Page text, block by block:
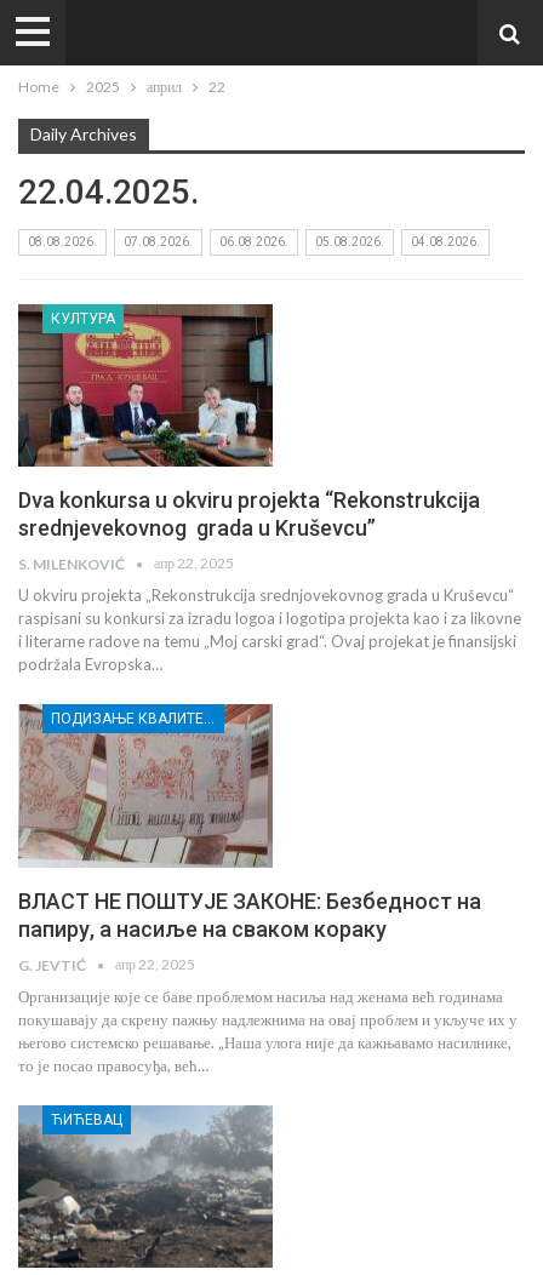
Home 2025 април 22
Daily Archives
22.04.2025.
08.08.2026. 07.08.2026. 06.08.2026. 05.08.2026. 04.08.2026.
КУЛТУРА
Dva konkursa u okviru projekta “Rekonstrukcija
srednjevekovnog grada u Kruševcu”
S. MILENKOVIĆ апр 22, 2025
U okviru projekta „Rekonstrukcija srednjovekovnog grada u Kruševcu“
raspisani su konkursi za izradu logoa i logotipa projekta kao i za likovne
i literarne radove na temu „Moj carski grad“. Ovaj projekat je finansijski
podržala Evropska…
ПОДИЗАЊЕ КВАЛИТЕТА УСЛУГА СОЦИЈАЛНЕ ЗАШТИТЕ РАЊИВИХ ГРУПА У КРУШЕВЦУ
ВЛАСТ НЕ ПОШТУЈЕ ЗАКОНЕ: Безбедност на
папиру, а насиље на сваком кораку
G. JEVTIĆ апр 22, 2025
Организације које се баве проблемом насиља над женама већ годинама
покушавају да скрену пажњу надлежнима на овај проблем и укључе их у
његово системско решавање. „Наша улога није да кажњавамо насилнике,
то је посао правосуђа, већ…
ЋИЋЕВАЦ